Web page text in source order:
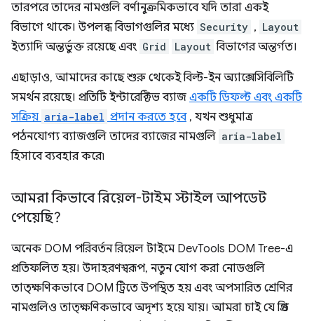
তারপরে তাদের নামগুলি বর্ণানুক্রমিকভাবে যদি তারা একই
বিভাগে থাকে। উপলব্ধ বিভাগগুলির মধ্যে Security , Layout
ইত্যাদি অন্তর্ভুক্ত রয়েছে এবং Grid Layout বিভাগের অন্তর্গত।
এছাড়াও, আমাদের কাছে শুরু থেকেই বিল্ট-ইন অ্যাক্সেসিবিলিটি
সমর্থন রয়েছে। প্রতিটি ইন্টারেক্টিভ ব্যাজ একটি ডিফল্ট এবং একটি
সক্রিয় aria-label প্রদান করতে হবে, যখন শুধুমাত্র
পঠনযোগ্য ব্যাজগুলি তাদের ব্যাজের নামগুলি aria-label
হিসাবে ব্যবহার করে৷
আমরা কিভাবে রিয়েল-টাইম স্টাইল আপডেট
পেয়েছি?
অনেক DOM পরিবর্তন রিয়েল টাইমে DevTools DOM Tree-এ
প্রতিফলিত হয়। উদাহরণস্বরূপ, নতুন যোগ করা নোডগুলি
তাত্ক্ষণিকভাবে DOM ট্রিতে উপস্থিত হয় এবং অপসারিত শ্রেণির
নামগুলিও তাত্ক্ষণিকভাবে অদৃশ্য হয়ে যায়। আমরা চাই যে গ্রিড